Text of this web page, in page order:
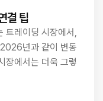
결 팁
트레이딩 시장에서,
년과 같이 변동
장에서는 더욱 그렇